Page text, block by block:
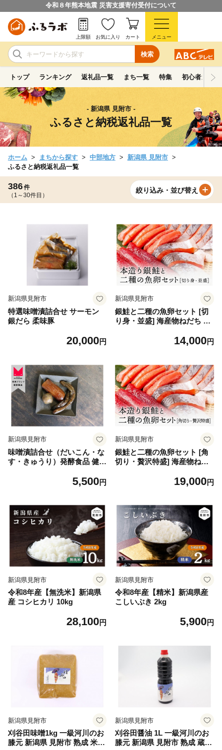
令和８年熊本地震 災害支援寄付受付について
検索
上限額 お気に入り カート メニュー
トップ ランキング 返礼品一覧 まち一覧 特集 初心者ガイド
- 新潟県 見附市 -
ふるさと納税返礼品一覧
ホーム まちから探す 中部地方
新潟県 見附市
ふるさと納税返礼品一覧
386件
（1～30件目）
絞り込み・並び替え
新潟県見附市
特選味噌漬詰合せ サーモン
銀だら 柔味豚
20,000円
新潟県見附市
銀鮭と二種の魚卵セット [切
り身・並盛] 海産物ねだち 見
こ セット 魚卵 詰め合わせ 新
メ お中元御 歳暮 ギフト
14,000円
新潟県見附市
味噌漬詰合せ（だいこん・な
す・きゅうり）発酵食品 健康
5,500円
新潟県見附市
銀鮭と二種の魚卵セット [角
切り・贅沢特盛] 海産物ねだ
らのこ すじこ セット 魚卵 詰
取り寄せ グルメ お中元御 お
歳暮 ギフト
19,000円
新潟県見附市
令和8年産【無洗米】新潟県
産 コシヒカリ 10kg
28,100円
新潟県見附市
令和8年産【精米】新潟県産
こしいぶき 2kg
5,900円
新潟県見附市
刈谷田味噌1kg 一級河川のお
膝元 新潟県 見附市 熟成 米味
新潟県見附市
刈谷田醤油 1L 一級河川のお
膝元 新潟県 見附市 熟成 蔵出